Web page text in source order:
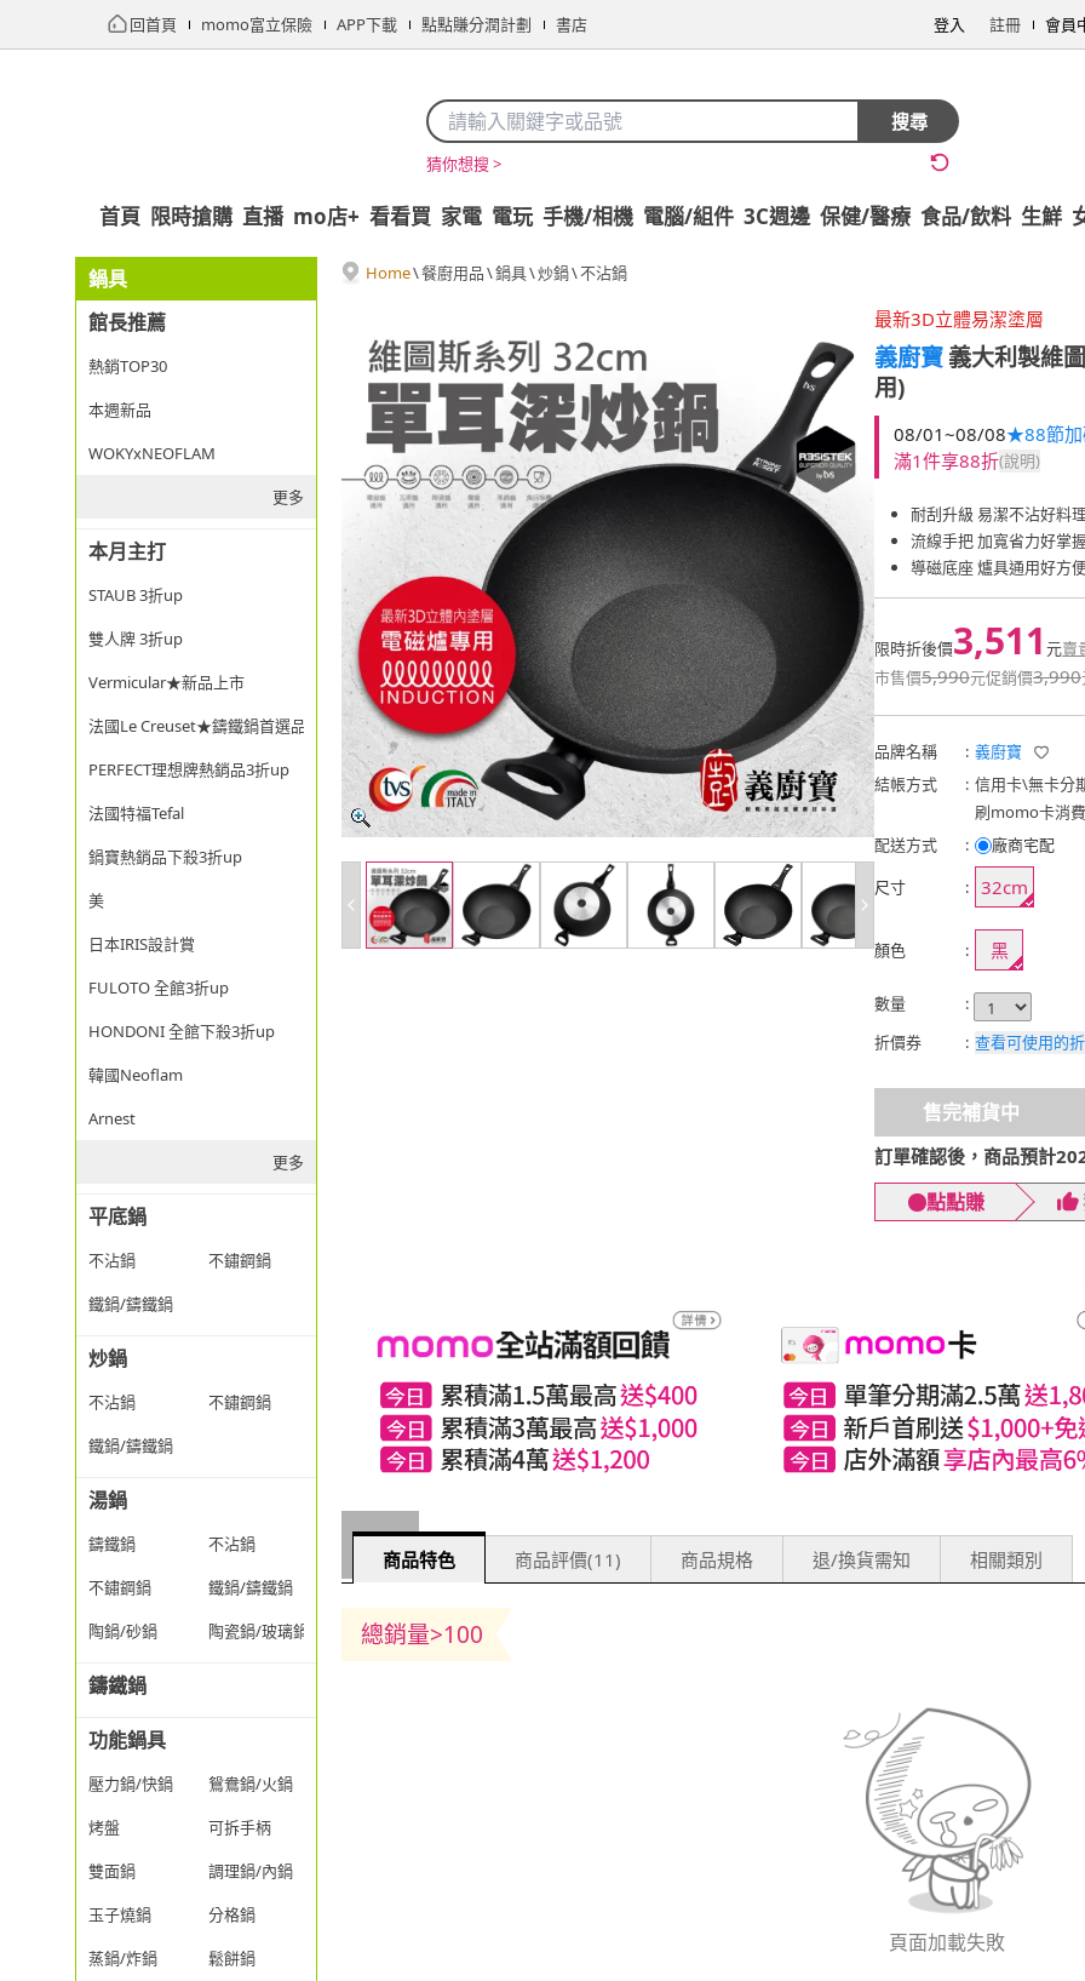
回首頁 momo富立保險 APP下載 點點賺分潤計劃 書店 登入 註冊 會員
搜尋
猜你想搜 >
首頁 限時搶購 直播 mo店+ 看看買 家電 電玩 手機/相機 電腦/組件 3C週邊 保健/醫療 食品/飲料 生鮮
鍋具
館長推薦
熱銷TOP30
本週新品
WOKYxNEOFLAM
更多
本月主打
STAUB 3折up
雙人牌 3折up
Vermicular★新品上市
法國Le Creuset★鑄鐵鍋首選品牌
PERFECT理想牌熱銷品3折up
法國特福Tefal
鍋寶熱銷品下殺3折up
美
日本IRIS設計賞
FULOTO 全館3折up
HONDONI 全館下殺3折up
韓國Neoflam
Arnest
更多
平底鍋
不沾鍋
不鏽鋼鍋
鐵鍋/鑄鐵鍋
炒鍋
不沾鍋
不鏽鋼鍋
鐵鍋/鑄鐵鍋
湯鍋
鑄鐵鍋
不沾鍋
不鏽鋼鍋
鐵鍋/鑄鐵鍋
陶鍋/砂鍋
陶瓷鍋/玻璃鍋/透明鍋
鑄鐵鍋
功能鍋具
壓力鍋/快鍋
鴛鴦鍋/火鍋
烤盤
可拆手柄
雙面鍋
調理鍋/內鍋
玉子燒鍋
分格鍋
蒸鍋/炸鍋
鬆餅鍋
Home\餐廚用品\鍋具\炒鍋\不沾鍋
最新3D立體易潔塗層
義廚寶義大利製維
用)
08/01~08/08★88節
滿1件享88折(說明)
耐刮升級 易潔不沾好料理
流線手把 加寬省力好掌握
導磁底座 爐具通用好方
限時折後價3,511 元賣
市售價5,990元促銷價3,990
品牌名稱 : 義廚寶
結帳方式
: 信用卡\無卡分
刷momo卡消
配送方式
:
廠商宅配
尺寸
: 32cm
顏色 : 黑
數量
:
折價券
: 查看可使用的
售完補貨中
訂單確認後，商品預計
點點賺
商品特色 商品評價(11) 商品規格 退/換貨需知 相關類別
總銷量>100
頁面加載失敗